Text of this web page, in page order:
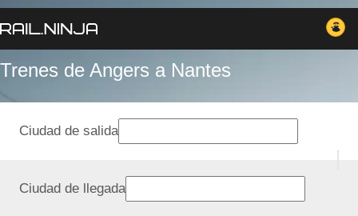
Trenes de Angers a Nantes
Ciudad de salida
Ciudad de llegada